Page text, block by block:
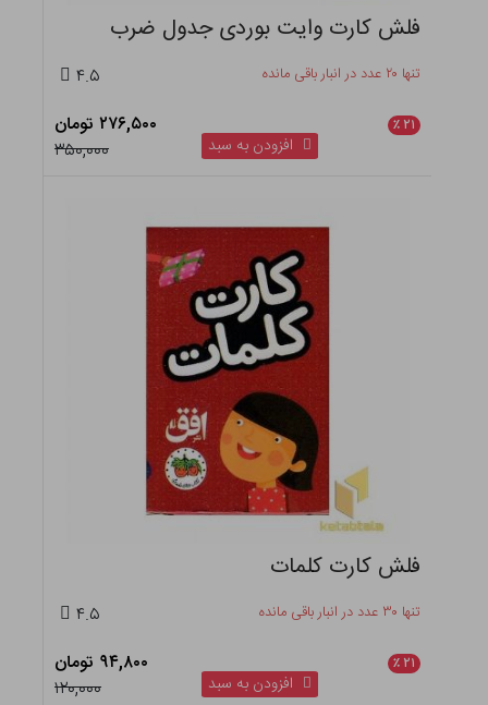
فلش کارت وایت بوردی جدول ضرب
تنها ۲۰ عدد در انبار باقی مانده ۴.۵
۲۱ ٪
۲۷۶,۵۰۰ تومان
۳۵۰,۰۰۰
افزودن به سبد
فلش کارت کلمات
تنها ۳۰ عدد در انبار باقی مانده ۴.۵
۲۱ ٪
۹۴,۸۰۰ تومان
۱۲۰,۰۰۰
افزودن به سبد